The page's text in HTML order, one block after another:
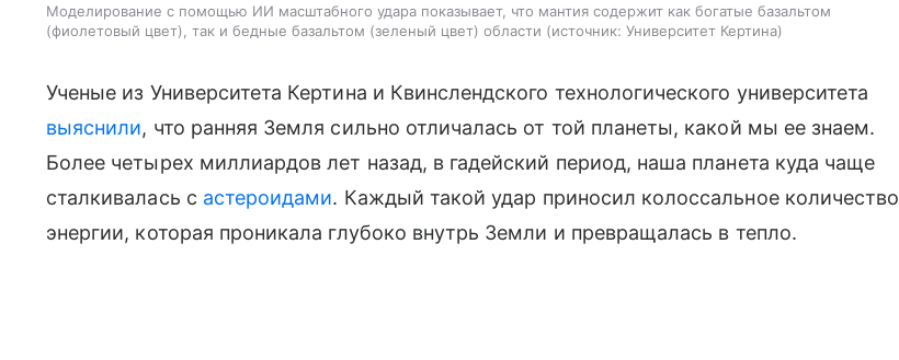
Моделирование с помощью ИИ масштабного удара показывает, что мантия содержит как богатые базальтом
(фиолетовый цвет), так и бедные базальтом (зеленый цвет) области
источник: Университет Кертина
Ученые из Университета Кертина и Квинслендского технологического университета
выяснили, что ранняя Земля сильно отличалась от той планеты, какой мы ее знаем.
Более четырех миллиардов лет назад, в гадейский период, наша планета куда чаще
сталкивалась с астероидами. Каждый такой удар приносил колоссальное количество
энергии, которая проникала глубоко внутрь Земли и превращалась в тепло.